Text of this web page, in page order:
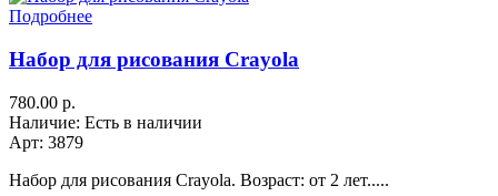
Подробнее
Набор для рисования Crayola
780.00 р.
Наличие: Есть в наличии
Арт: 3879
Набор для рисования Crayola. Возраст: от 2 лет.....